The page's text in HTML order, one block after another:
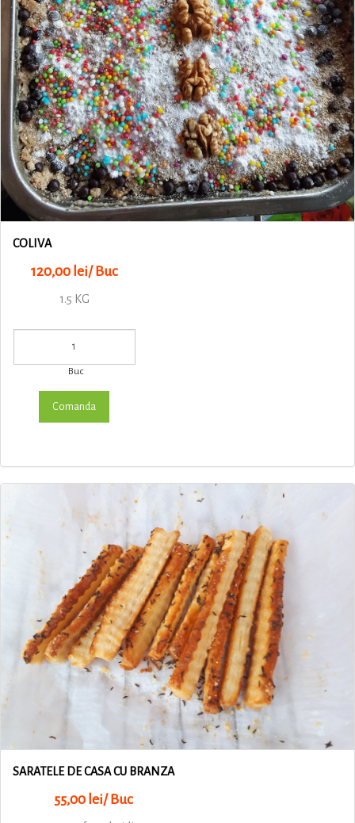
COLIVA
120,00 lei/ Buc
1.5 KG
Buc
SARATELE DE CASA CU BRANZA
55,00 lei/ Buc